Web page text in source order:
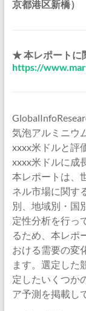
京都港区新橋）
★ 本レポートに
https://
気泡アルミニウ
xxxx米ドルと評
xxxx米ドルに成
本レポートは、
ネル市場に関す
別、地域別・国
定性分析を行っ
るため、本レポ
おける需要の変
ます。選定した
定したいくつか
ア予測を掲載し